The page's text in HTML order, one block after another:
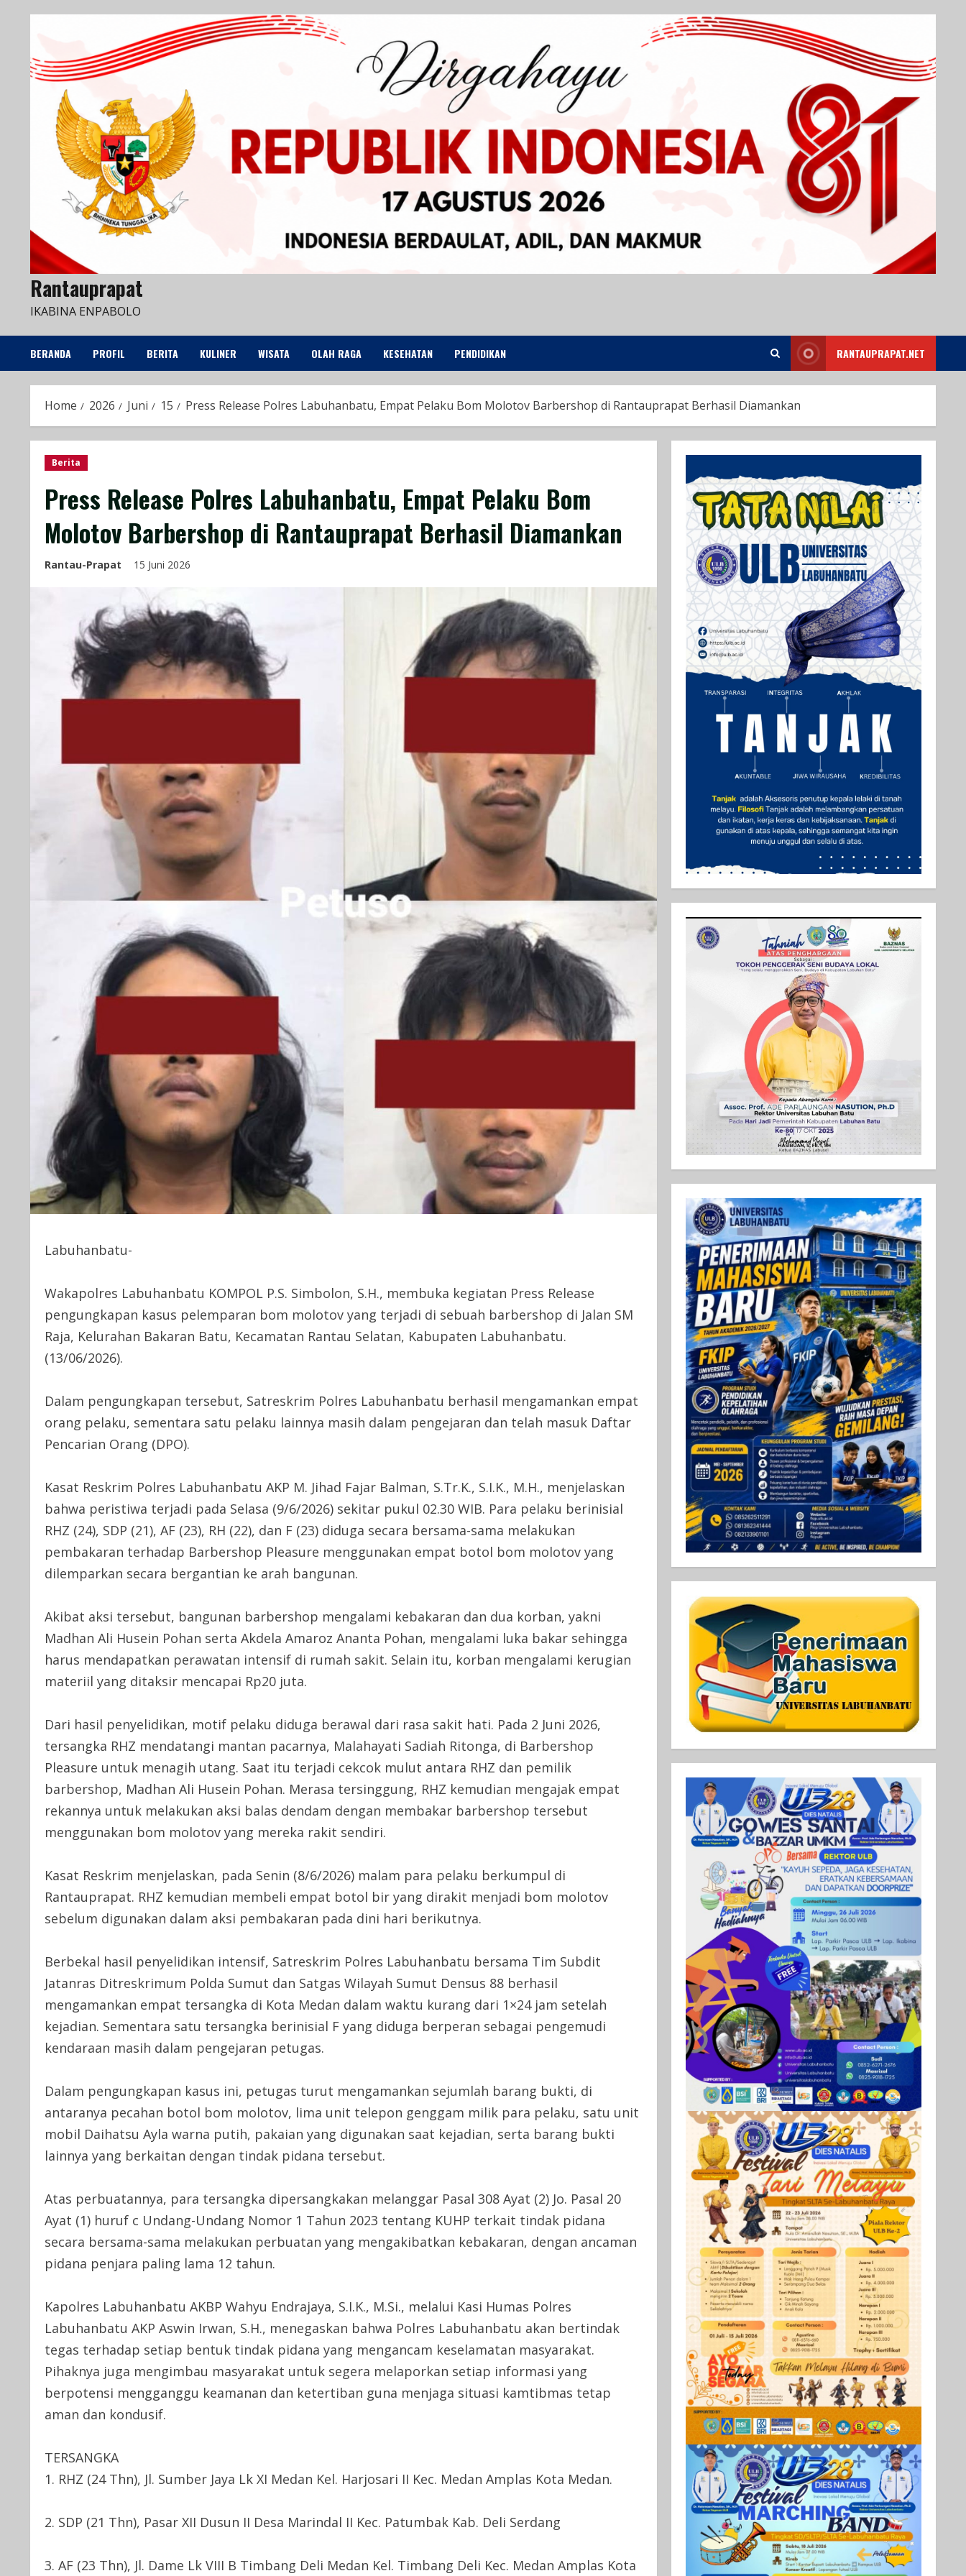
Rantauprapat
IKABINA ENPABOLO
BERANDA PROFIL BERITA KULINER WISATA OLAH RAGA KESEHATAN PENDIDIKAN RANTAUPRAPAT.NET
Home 2026 Juni 15 Press Release Polres Labuhanbatu, Empat Pelaku Bom Molotov Barbershop di Rantauprapat Berhasil Diamankan
Berita
Press Release Polres Labuhanbatu, Empat Pelaku Bom
Molotov Barbershop di Rantauprapat Berhasil Diamankan
Rantau-Prapat 15 Juni 2026
Labuhanbatu-
Wakapolres Labuhanbatu KOMPOL P.S. Simbolon, S.H., membuka kegiatan Press Release
pengungkapan kasus pelemparan bom molotov yang terjadi di sebuah barbershop di Jalan SM
Raja, Kelurahan Bakaran Batu, Kecamatan Rantau Selatan, Kabupaten Labuhanbatu.
(13/06/2026).
Dalam pengungkapan tersebut, Satreskrim Polres Labuhanbatu berhasil mengamankan empat
orang pelaku, sementara satu pelaku lainnya masih dalam pengejaran dan telah masuk Daftar
Pencarian Orang (DPO).
Kasat Reskrim Polres Labuhanbatu AKP M. Jihad Fajar Balman, S.Tr.K., S.I.K., M.H., menjelaskan
bahwa peristiwa terjadi pada Selasa (9/6/2026) sekitar pukul 02.30 WIB. Para pelaku berinisial
RHZ (24), SDP (21), AF (23), RH (22), dan F (23) diduga secara bersama-sama melakukan
pembakaran terhadap Barbershop Pleasure menggunakan empat botol bom molotov yang
dilemparkan secara bergantian ke arah bangunan.
Akibat aksi tersebut, bangunan barbershop mengalami kebakaran dan dua korban, yakni
Madhan Ali Husein Pohan serta Akdela Amaroz Ananta Pohan, mengalami luka bakar sehingga
harus mendapatkan perawatan intensif di rumah sakit. Selain itu, korban mengalami kerugian
materiil yang ditaksir mencapai Rp20 juta.
Dari hasil penyelidikan, motif pelaku diduga berawal dari rasa sakit hati. Pada 2 Juni 2026,
tersangka RHZ mendatangi mantan pacarnya, Malahayati Sadiah Ritonga, di Barbershop
Pleasure untuk menagih utang. Saat itu terjadi cekcok mulut antara RHZ dan pemilik
barbershop, Madhan Ali Husein Pohan. Merasa tersinggung, RHZ kemudian mengajak empat
rekannya untuk melakukan aksi balas dendam dengan membakar barbershop tersebut
menggunakan bom molotov yang mereka rakit sendiri.
Kasat Reskrim menjelaskan, pada Senin (8/6/2026) malam para pelaku berkumpul di
Rantauprapat. RHZ kemudian membeli empat botol bir yang dirakit menjadi bom molotov
sebelum digunakan dalam aksi pembakaran pada dini hari berikutnya.
Berbekal hasil penyelidikan intensif, Satreskrim Polres Labuhanbatu bersama Tim Subdit
Jatanras Ditreskrimum Polda Sumut dan Satgas Wilayah Sumut Densus 88 berhasil
mengamankan empat tersangka di Kota Medan dalam waktu kurang dari 1×24 jam setelah
kejadian. Sementara satu tersangka berinisial F yang diduga berperan sebagai pengemudi
kendaraan masih dalam pengejaran petugas.
Dalam pengungkapan kasus ini, petugas turut mengamankan sejumlah barang bukti, di
antaranya pecahan botol bom molotov, lima unit telepon genggam milik para pelaku, satu unit
mobil Daihatsu Ayla warna putih, pakaian yang digunakan saat kejadian, serta barang bukti
lainnya yang berkaitan dengan tindak pidana tersebut.
Atas perbuatannya, para tersangka dipersangkakan melanggar Pasal 308 Ayat (2) Jo. Pasal 20
Ayat (1) huruf c Undang-Undang Nomor 1 Tahun 2023 tentang KUHP terkait tindak pidana
secara bersama-sama melakukan perbuatan yang mengakibatkan kebakaran, dengan ancaman
pidana penjara paling lama 12 tahun.
Kapolres Labuhanbatu AKBP Wahyu Endrajaya, S.I.K., M.Si., melalui Kasi Humas Polres
Labuhanbatu AKP Aswin Irwan, S.H., menegaskan bahwa Polres Labuhanbatu akan bertindak
tegas terhadap setiap bentuk tindak pidana yang mengancam keselamatan masyarakat.
Pihaknya juga mengimbau masyarakat untuk segera melaporkan setiap informasi yang
berpotensi mengganggu keamanan dan ketertiban guna menjaga situasi kamtibmas tetap
aman dan kondusif.
TERSANGKA
1. RHZ (24 Thn), Jl. Sumber Jaya Lk XI Medan Kel. Harjosari II Kec. Medan Amplas Kota Medan.
2. SDP (21 Thn), Pasar XII Dusun II Desa Marindal II Kec. Patumbak Kab. Deli Serdang
3. AF (23 Thn), Jl. Dame Lk VIII B Timbang Deli Medan Kel. Timbang Deli Kec. Medan Amplas Kota